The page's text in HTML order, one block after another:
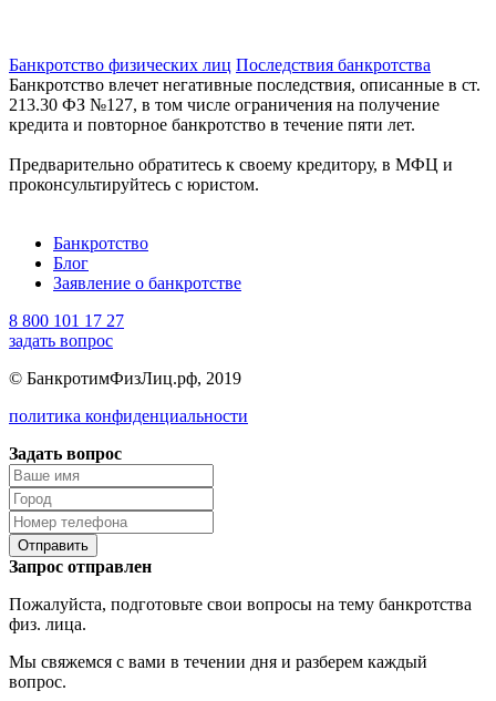
Банкротство физических лиц Последствия банкротства
Банкротство влечет негативные последствия, описанные в ст.
213.30 ФЗ №127, в том числе ограничения на получение
кредита и повторное банкротство в течение пяти лет.
Предварительно обратитесь к своему кредитору, в МФЦ и
проконсультируйтесь с юристом.
Банкротство
Блог
Заявление о банкротстве
8 800 101 17 27
задать вопрос
© БанкротимФизЛиц.рф, 2019
политика конфиденциальности
Задать вопрос
Отправить
Запрос отправлен
Пожалуйста, подготовьте свои вопросы на тему банкротства
физ. лица.
Мы свяжемся с вами в течении дня и разберем каждый
вопрос.